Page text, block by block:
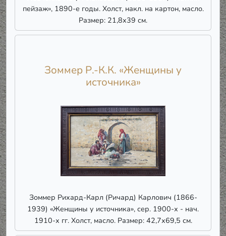
пейзаж», 1890-е годы. Холст, накл. на картон, масло.
Размер: 21,8х39 см.
Зоммер Р.-К.К. «Женщины у
источника»
Зоммер Рихард-Карл (Ричард) Карлович (1866-
1939) «Женщины у источника», сер. 1900-х - нач.
1910-х гг. Холст, масло. Размер: 42,7х69,5 см.